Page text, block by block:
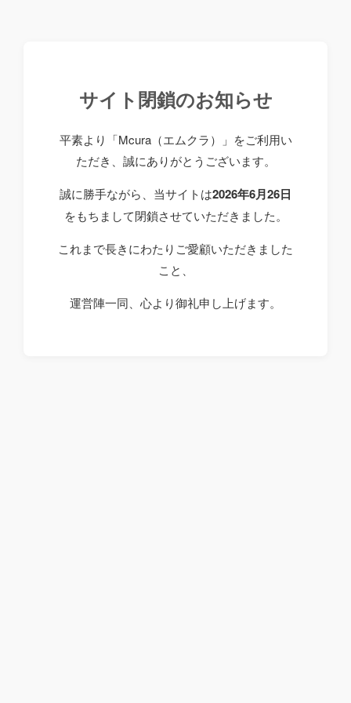
サイト閉鎖のお知らせ
平素より「Mcura（エムクラ）」をご利用い
ただき、誠にありがとうございます。
誠に勝手ながら、当サイトは2026年6月26日
をもちまして閉鎖させていただきました。
これまで長きにわたりご愛顧いただきました
こと、
運営陣一同、心より御礼申し上げます。